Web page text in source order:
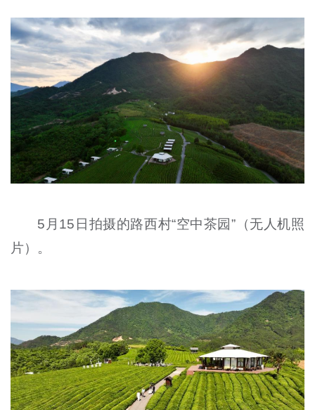
5月15日拍摄的路西村“空中茶园”（无人机照
片）。